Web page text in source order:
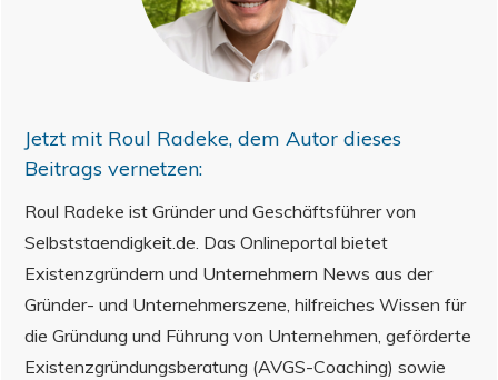
Jetzt mit Roul Radeke, dem Autor dieses
Beitrags vernetzen:
Roul Radeke ist Gründer und Geschäftsführer von
Selbststaendigkeit.de. Das Onlineportal bietet
Existenzgründern und Unternehmern News aus der
Gründer- und Unternehmerszene, hilfreiches Wissen für
die Gründung und Führung von Unternehmen, geförderte
Existenzgründungsberatung (AVGS-Coaching) sowie